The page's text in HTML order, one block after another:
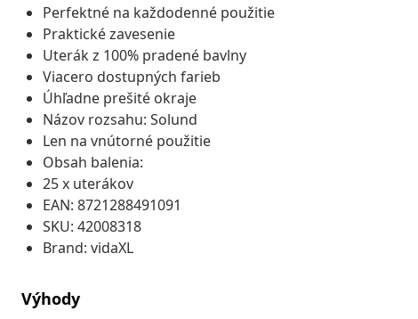
Perfektné na každodenné použitie
Praktické zavesenie
Uterák z 100% pradené bavlny
Viacero dostupných farieb
Úhľadne prešité okraje
Názov rozsahu: Solund
Len na vnútorné použitie
Obsah balenia:
25 x uterákov
EAN: 8721288491091
SKU: 42008318
Brand: vidaXL
Výhody